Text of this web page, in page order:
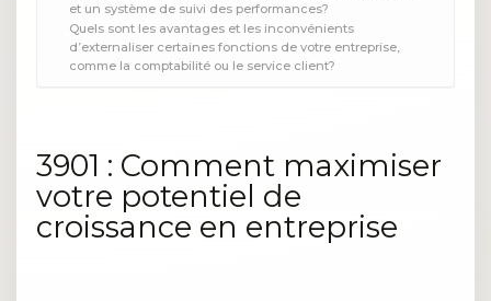
et un système de suivi des performances?
Quels sont les avantages et les inconvénients
d’externaliser certaines fonctions de votre entreprise,
comme la comptabilité ou le service client?
3901 : Comment maximiser
votre potentiel de
croissance en entreprise